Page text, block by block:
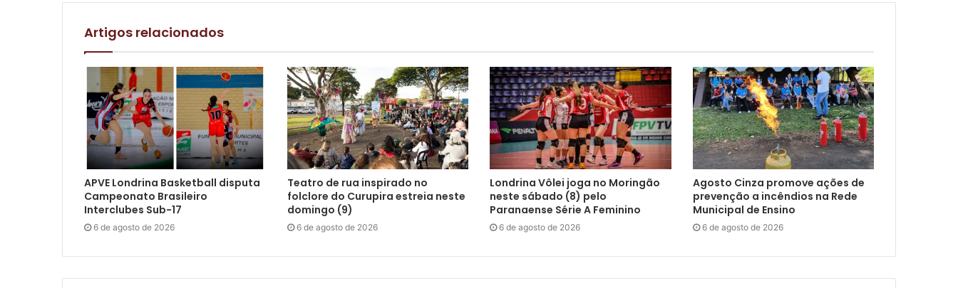
Artigos relacionados
APVE Londrina Basketball disputa
Campeonato Brasileiro
Interclubes Sub-17
6 de agosto de 2026
Teatro de rua inspirado no
folclore do Curupira estreia neste
domingo (9)
6 de agosto de 2026
Londrina Vôlei joga no Moringão
neste sábado (8) pelo
Paranaense Série A Feminino
6 de agosto de 2026
Agosto Cinza promove ações de
prevenção a incêndios na Rede
Municipal de Ensino
6 de agosto de 2026